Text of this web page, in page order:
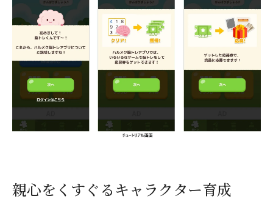
親心をくすぐるキャラクター育成